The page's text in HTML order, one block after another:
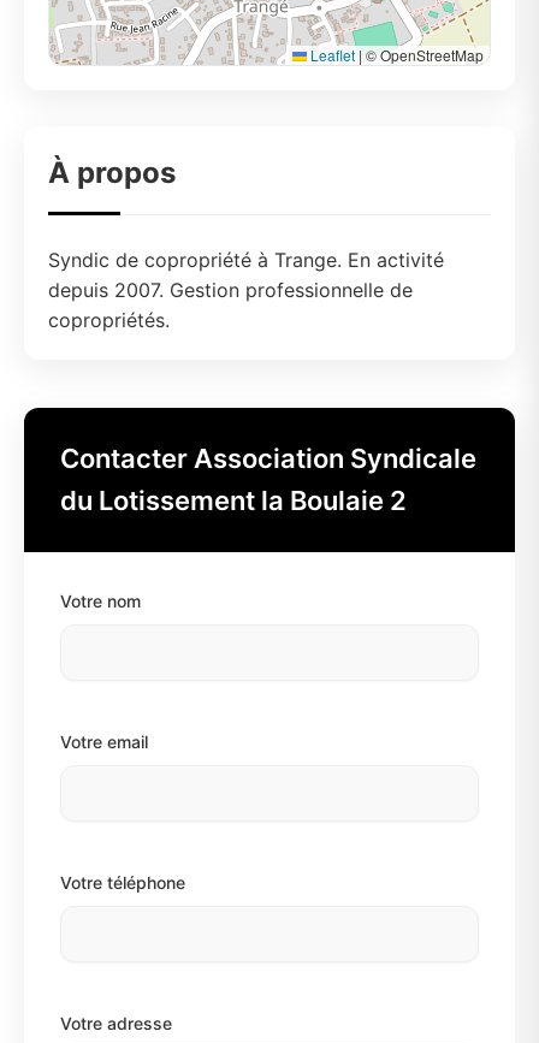
Leaflet| © OpenStreetMap
À propos
Syndic de copropriété à Trange. En activité
depuis 2007. Gestion professionnelle de
copropriétés.
Contacter Association Syndicale
du Lotissement la Boulaie 2
Votre nom
Votre email
Votre téléphone
Votre adresse